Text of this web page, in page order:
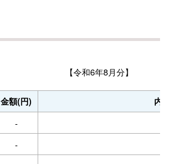
【令和6年8月分】
金額(円) 内
-
-